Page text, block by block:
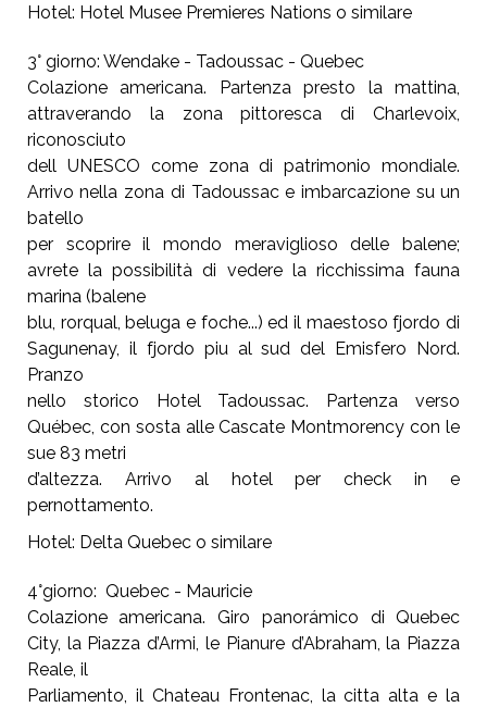
Hotel: Hotel Musee Premieres Nations o similare
3° giorno: Wendake - Tadoussac - Quebec
Colazione americana. Partenza presto la mattina,
attraverando la zona pittoresca di Charlevoix,
riconosciuto
dell UNESCO come zona di patrimonio mondiale.
Arrivo nella zona di Tadoussac e imbarcazione su un
batello
per scoprire il mondo meraviglioso delle balene;
avrete la possibilità di vedere la ricchissima fauna
marina (balene
blu, rorqual, beluga e foche...) ed il maestoso fjordo di
Sagunenay, il fjordo piu al sud del Emisfero Nord.
Pranzo
nello storico Hotel Tadoussac. Partenza verso
Québec, con sosta alle Cascate Montmorency con le
sue 83 metri
d’altezza. Arrivo al hotel per check in e
pernottamento.
Hotel: Delta Quebec o similare
4°giorno: Quebec - Mauricie
Colazione americana. Giro panorámico di Quebec
City, la Piazza d’Armi, le Pianure d’Abraham, la Piazza
Reale, il
Parliamento, il Chateau Frontenac, la citta alta e la